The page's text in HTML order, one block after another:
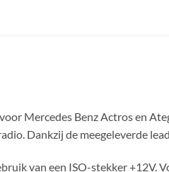
Mercedes Benz Actros en
Dankzij de meegeleverde
van een ISO-stekker +12V.